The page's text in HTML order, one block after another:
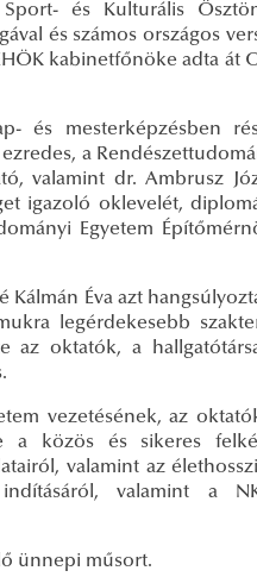
és Kulturális
és számos országos
kabinetfőnöke adta át
és mesterképzésben
a
valamint dr. Ambrusz
igazoló oklevelét,
Egyetem
Éva azt
legérdekesebb
az oktatók, a
vezetésének, az
a közös és sikeres
valamint az
valamint a
ünnepi műsort.